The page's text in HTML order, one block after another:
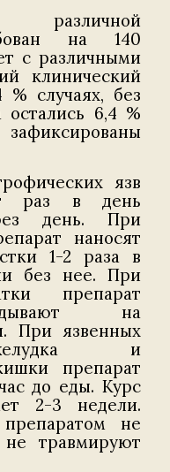
различной
на 140
с различными
клинический
случаях, без
остались 6,4 %
язв
раз в день
день. При
наносят
1-2 раза в
без нее. При
препарат
на
При язвенных
и
препарат
до еды. Курс
2-3 недели.
не
травмируют